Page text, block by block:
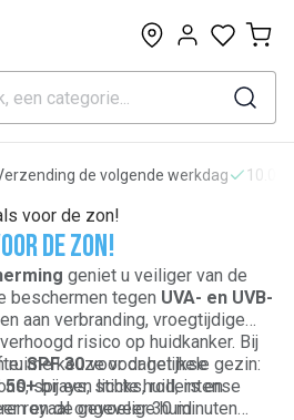
0
de volgende werkdag
voor de zon!
de zon!
geniet u veiliger van de
beschermen tegen UVA- en UVB-
aan verbranding, vroegtijdige
risico op huidkanker. Bij
ruime keuze voor het hele gezin:
sprays, sticks, rollers en
en de gevoelige huid.
SPF 30voor dagelijkse
50+bij een lichte huid, intense
royaal ongeveer 30 minuten